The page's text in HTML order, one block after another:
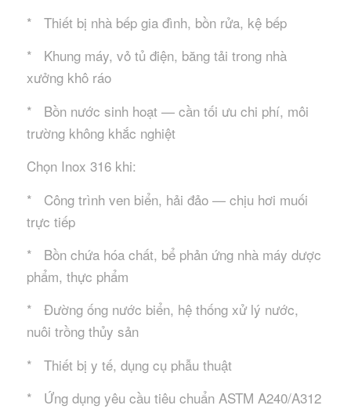
* Thiết bị nhà bếp gia đình, bồn rửa, kệ bếp
* Khung máy, vỏ tủ điện, băng tải trong nhà
xưởng khô ráo
* Bồn nước sinh hoạt — cần tối ưu chi phí, môi
trường không khắc nghiệt
Chọn Inox 316 khi:
* Công trình ven biển, hải đảo — chịu hơi muối
trực tiếp
* Bồn chứa hóa chất, bể phản ứng nhà máy dược
phẩm, thực phẩm
* Đường ống nước biển, hệ thống xử lý nước,
nuôi trồng thủy sản
* Thiết bị y tế, dụng cụ phẫu thuật
* Ứng dụng yêu cầu tiêu chuẩn ASTM A240/A312